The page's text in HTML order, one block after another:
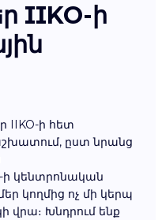
IIKO-ի
IIKO-ի հետ
ըստ նրանց
ի կենտրոնական
կողմից ոչ մի կերպ
վրա։ Խնդրում ենք